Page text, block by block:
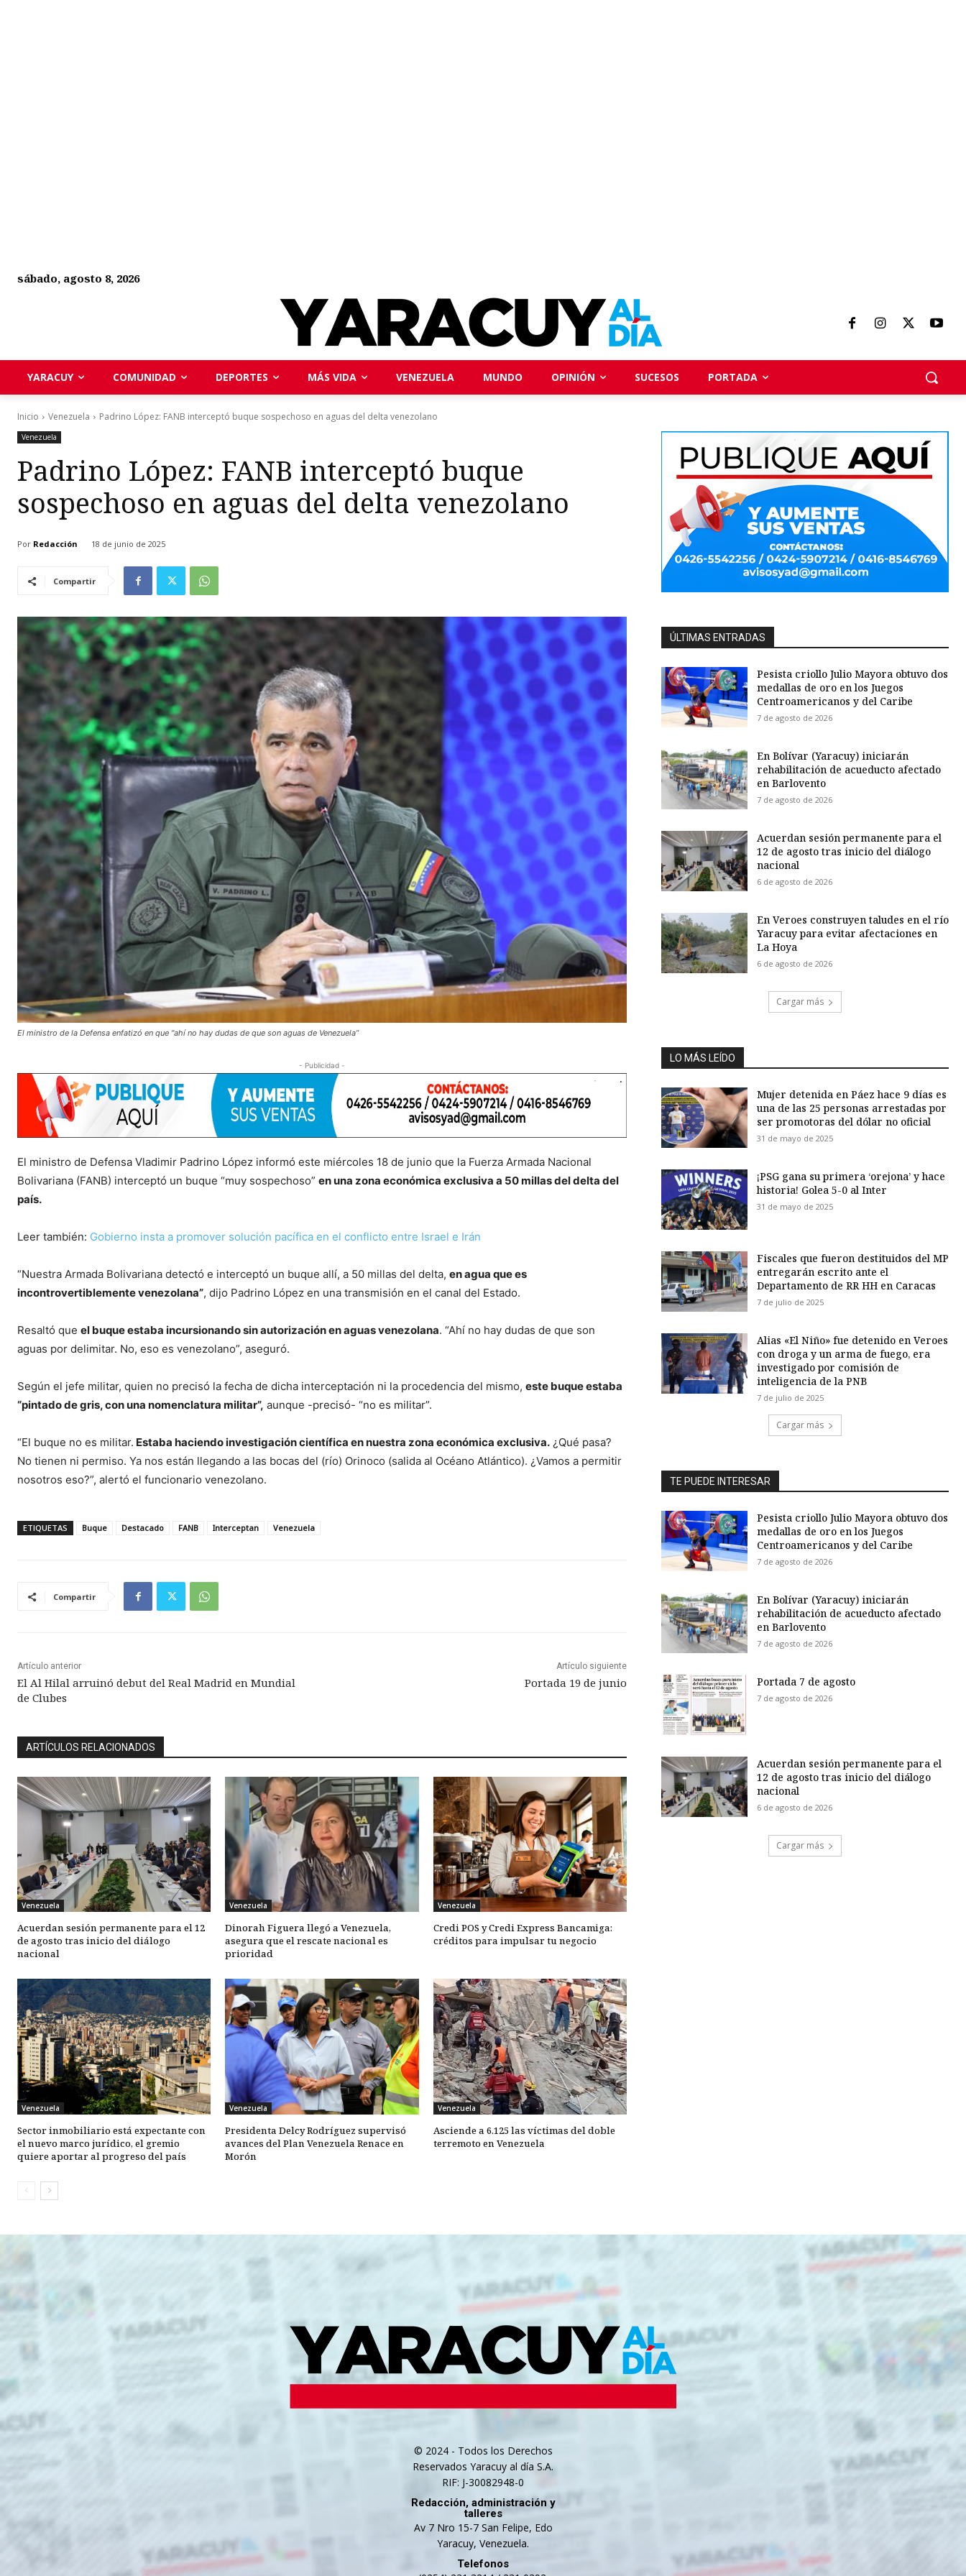
sábado, agosto 8, 2026
YARACUY COMUNIDAD DEPORTES MÁS VIDA VENEZUELA MUNDO OPINIÓN SUCESOS PORTADA
Inicio Venezuela Padrino López: FANB interceptó buque sospechoso en aguas del delta venezolano
Venezuela
Padrino López: FANB interceptó buque
sospechoso en aguas del delta venezolano
Por Redacción 18 de junio de 2025
Compartir
El ministro de la Defensa enfatizó en que "ahí no hay dudas de que son aguas de Venezuela”
- Publicidad -
El ministro de Defensa Vladimir Padrino López informó este miércoles 18 de junio que la Fuerza Armada Nacional
Bolivariana (FANB) interceptó un buque “muy sospechoso” en una zona económica exclusiva a 50 millas del delta del
país.
Leer también: Gobierno insta a promover solución pacífica en el conflicto entre Israel e Irán
“Nuestra Armada Bolivariana detectó e interceptó un buque allí, a 50 millas del delta, en agua que es
incontrovertiblemente venezolana”, dijo Padrino López en una transmisión en el canal del Estado.
Resaltó que el buque estaba incursionando sin autorización en aguas venezolana. “Ahí no hay dudas de que son
aguas por delimitar. No, eso es venezolano”, aseguró.
Según el jefe militar, quien no precisó la fecha de dicha interceptación ni la procedencia del mismo, este buque estaba
“pintado de gris, con una nomenclatura militar”, aunque -precisó- “no es militar”.
“El buque no es militar. Estaba haciendo investigación científica en nuestra zona económica exclusiva. ¿Qué pasa?
No tienen ni permiso. Ya nos están llegando a las bocas del (río) Orinoco (salida al Océano Atlántico). ¿Vamos a permitir
nosotros eso?”, alertó el funcionario venezolano.
ETIQUETAS Buque Destacado FANB Interceptan Venezuela
Compartir
Artículo anterior
El Al Hilal arruinó debut del Real Madrid en Mundial
de Clubes
Artículo siguiente
Portada 19 de junio
ARTÍCULOS RELACIONADOS
Venezuela
Acuerdan sesión permanente para el 12
de agosto tras inicio del diálogo
nacional
Venezuela
Dinorah Figuera llegó a Venezuela,
asegura que el rescate nacional es
prioridad
Venezuela
Credi POS y Credi Express Bancamiga:
créditos para impulsar tu negocio
Venezuela
Sector inmobiliario está expectante con
el nuevo marco jurídico, el gremio
quiere aportar al progreso del país
Venezuela
Presidenta Delcy Rodríguez supervisó
avances del Plan Venezuela Renace en
Morón
Venezuela
Asciende a 6.125 las víctimas del doble
terremoto en Venezuela
ÚLTIMAS ENTRADAS
Pesista criollo Julio Mayora obtuvo dos
medallas de oro en los Juegos
Centroamericanos y del Caribe
7 de agosto de 2026
En Bolívar (Yaracuy) iniciarán
rehabilitación de acueducto afectado
en Barlovento
7 de agosto de 2026
Acuerdan sesión permanente para el
12 de agosto tras inicio del diálogo
nacional
6 de agosto de 2026
En Veroes construyen taludes en el río
Yaracuy para evitar afectaciones en
La Hoya
6 de agosto de 2026
Cargar más
LO MÁS LEÍDO
Mujer detenida en Páez hace 9 días es
una de las 25 personas arrestadas por
ser promotoras del dólar no oficial
31 de mayo de 2025
¡PSG gana su primera ‘orejona’ y hace
historia! Golea 5-0 al Inter
31 de mayo de 2025
Fiscales que fueron destituidos del MP
entregarán escrito ante el
Departamento de RR HH en Caracas
7 de julio de 2025
Alias «El Niño» fue detenido en Veroes
con droga y un arma de fuego, era
investigado por comisión de
inteligencia de la PNB
7 de julio de 2025
Cargar más
TE PUEDE INTERESAR
Pesista criollo Julio Mayora obtuvo dos
medallas de oro en los Juegos
Centroamericanos y del Caribe
7 de agosto de 2026
En Bolívar (Yaracuy) iniciarán
rehabilitación de acueducto afectado
en Barlovento
7 de agosto de 2026
Portada 7 de agosto
7 de agosto de 2026
Acuerdan sesión permanente para el
12 de agosto tras inicio del diálogo
nacional
6 de agosto de 2026
Cargar más
© 2024 - Todos los Derechos
Reservados Yaracuy al día S.A.
RIF: J-30082948-0
Redacción, administración y
talleres
Av 7 Nro 15-7 San Felipe, Edo
Yaracuy, Venezuela.
Telefonos